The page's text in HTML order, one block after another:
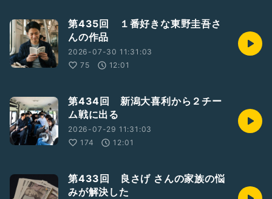
第435回 １番好きな東野圭吾さ
んの作品
2026-07-30 11:31:03
75
12:01
第434回 新潟大喜利から２チー
ム戦に出る
2026-07-29 11:31:03
174
12:01
第433回 良さげ さんの家族の悩
みが解決した